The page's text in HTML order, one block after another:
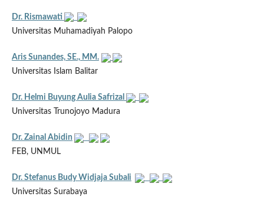
Dr. Rismawati
Universitas Muhamadiyah Palopo
Aris Sunandes, SE., MM.
Universitas Islam Balitar
Dr. Helmi Buyung Aulia Safrizal
Universitas Trunojoyo Madura
Dr. Zainal Abidin
FEB, UNMUL
Dr. Stefanus Budy Widjaja Subali
Universitas Surabaya